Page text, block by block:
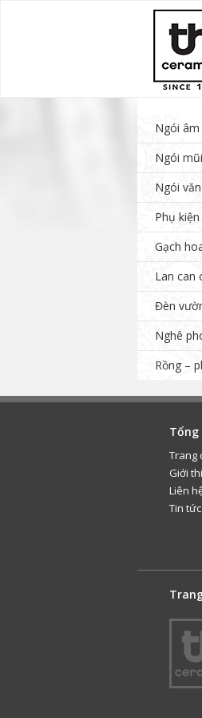
Ngói
Ngói
Ngói
Phụ
Gạch
Lan can
Đèn
Nghê
Rồng –
Tổng
Trang
Giới
Liên
Tin tức